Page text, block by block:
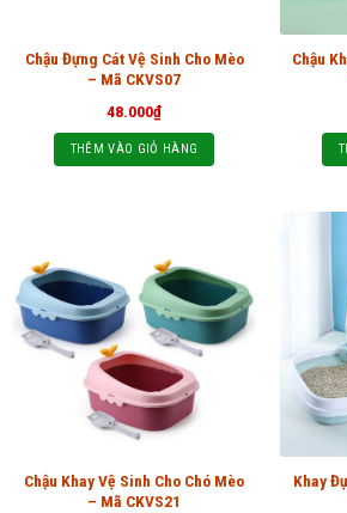
Chậu Đựng Cát Vệ Sinh Cho Mèo
– Mã CKVS07
48.000₫
THÊM VÀO GIỎ HÀNG
Chậu
Chậu Khay Vệ Sinh Cho Chó Mèo
– Mã CKVS21
Khay